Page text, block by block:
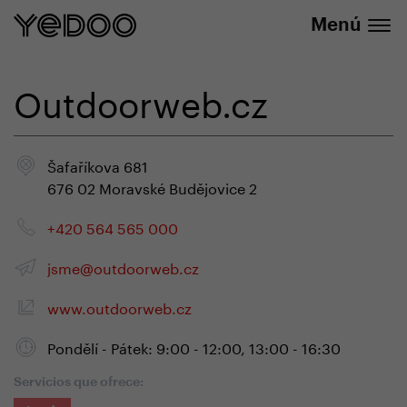
Menú
Outdoorweb.cz
Šafaříkova 681
676 02 Moravské Budějovice 2
+420 564 565 000
jsme@outdoorweb.cz
www.outdoorweb.cz
Pondělí - Pátek: 9:00 - 12:00, 13:00 - 16:30
Servicios que ofrece: